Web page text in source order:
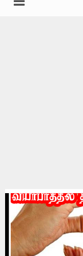
மற்றவை